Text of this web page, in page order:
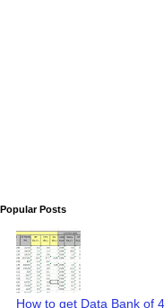
Popular Posts
How to get Data Bank of